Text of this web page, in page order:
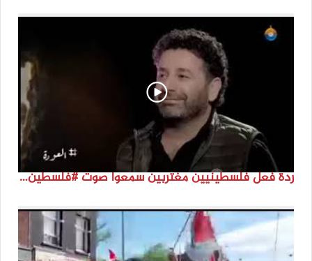
ردة فعل فلسطينيين مغتربين سمعوا صوت #فلسطين لأول مرة #نتماء2022 #القدس_موعدنا #النكبة74